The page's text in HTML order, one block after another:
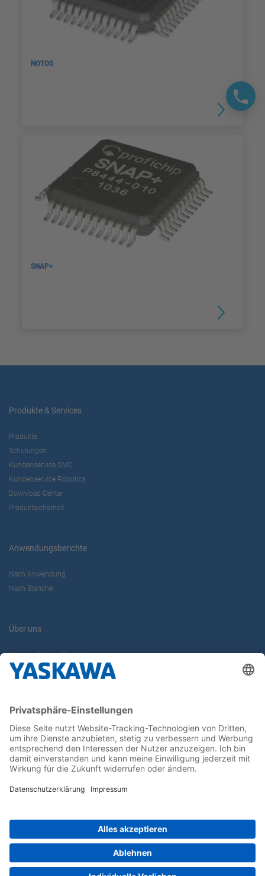
NOTOS
SNAP+
Produkte & Services
Produkte
Schulungen
Kundenservice DMC
Kundenservice Robotics
Download Center
Produktsicherheit
Anwendungsberichte
Nach Anwendung
Nach Branche
Über uns
Yaskawa Europe GmbH
Karriere
Newsletter
Follow us on...
Home